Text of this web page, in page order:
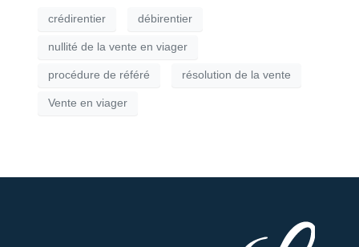
crédirentier débirentier
nullité de la vente en viager
procédure de référé résolution de la vente
Vente en viager